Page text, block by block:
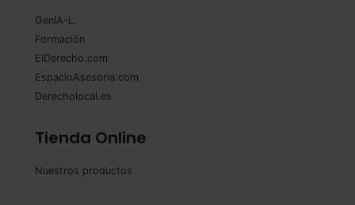
GenIA-L
Formación
ElDerecho.com
EspacioAsesoria.com
Derecholocal.es
Tienda Online
Nuestros productos